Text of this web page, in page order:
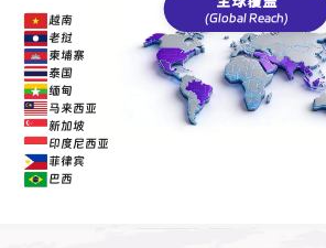
(Global Reach)
越南
老挝
柬埔寨
泰国
缅甸
马来西亚
新加坡
印度尼西亚
菲律宾
巴西